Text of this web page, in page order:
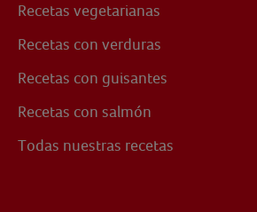
Recetas vegetarianas
Recetas con verduras
Recetas con guisantes
Recetas con salmón
Todas nuestras recetas